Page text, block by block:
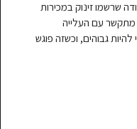
שרשמו זינוק במכירות
במכירות בתקופה זו, וזה מתקשר עם העלייה
גבוהים, וכשזה פוגש